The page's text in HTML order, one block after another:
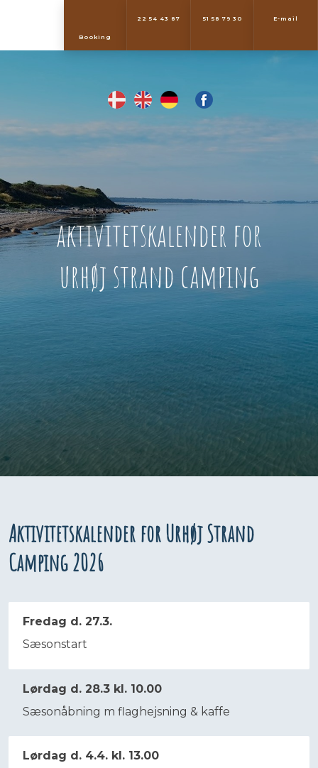
​Booking
22 54 43 87 51 58 79 30 E-mail
aktivitetskalender for
urhøj strand camping
Aktivitetskalender for Urhøj Strand
Camping 2026
Fredag d. 27.3.
Sæsonstart
Lørdag d. 28.3 kl. 10.00
Sæsonåbning m flaghejsning & kaffe
Lørdag d. 4.4. kl. 13.00